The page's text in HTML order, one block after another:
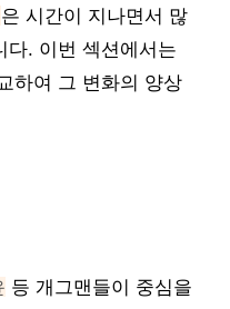
은 시간이 지나면서 많
다. 이번 섹션에서는
하여 그 변화의 양상
등 개그맨들이 중심을